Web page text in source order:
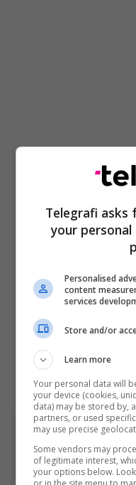
Top 5
Telegrafi asks
your
Personalised
content
services
Store and/or
Learn more
Your personal data will
your device (cookies,
data) may be stored by,
partners, or used
may use precise
Some vendors may
of legitimate interest,
your options below.